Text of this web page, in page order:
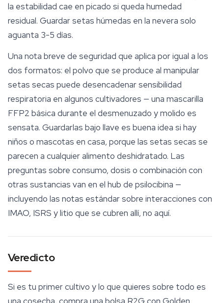
la estabilidad cae en picado si queda humedad
residual. Guardar setas húmedas en la nevera solo
aguanta 3-5 días.
Una nota breve de seguridad que aplica por igual a los
dos formatos: el polvo que se produce al manipular
setas secas puede desencadenar sensibilidad
respiratoria en algunos cultivadores — una mascarilla
FFP2 básica durante el desmenuzado y molido es
sensata. Guardarlas bajo llave es buena idea si hay
niños o mascotas en casa, porque las setas secas se
parecen a cualquier alimento deshidratado. Las
preguntas sobre consumo, dosis o combinación con
otras sustancias van en el hub de psilocibina —
incluyendo las notas estándar sobre interacciones con
IMAO, ISRS y litio que se cubren allí, no aquí.
Veredicto
Si es tu primer cultivo y lo que quieres sobre todo es